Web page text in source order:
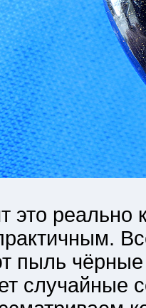
это реально
пыль чёрные
случайные